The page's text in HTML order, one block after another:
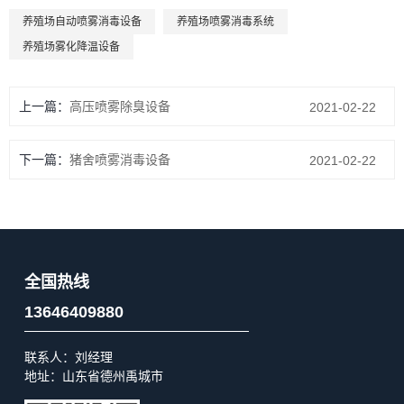
养殖场自动喷雾消毒设备
养殖场喷雾消毒系统
养殖场雾化降温设备
上一篇： 高压喷雾除臭设备 2021-02-22
下一篇： 猪舍喷雾消毒设备 2021-02-22
全国热线
13646409880
联系人：刘经理
地址：山东省德州禹城市